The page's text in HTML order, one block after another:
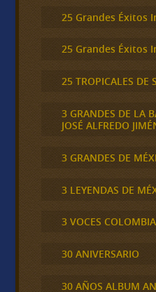
25 Grandes Éxitos
25 Grandes Éxitos
25 TROPICALES DE
3 GRANDES DE LA
JOSÉ ALFREDO
3 GRANDES DE
3 LEYENDAS DE
3 VOCES
30 ANIVERSARIO
30 AÑOS ALBUM